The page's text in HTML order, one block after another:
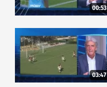
00:53
03:47